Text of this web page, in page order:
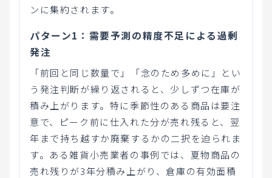
ンに集約されます。
パターン1：需要予測の精度不足による過剰
発注
「前回と同じ数量で」「念のため多めに」とい
う発注判断が繰り返されると、少しずつ在庫が
積み上がります。特に季節性のある商品は要注
意で、ピーク前に仕入れた分が売れ残ると、翌
年まで持ち越すか廃棄するかの二択を迫られま
す。ある雑貨小売業者の事例では、夏物商品の
売れ残りが3年分積み上がり、倉庫の有効面積